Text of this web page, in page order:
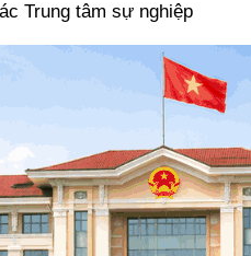
Trung tâm sự nghiệp